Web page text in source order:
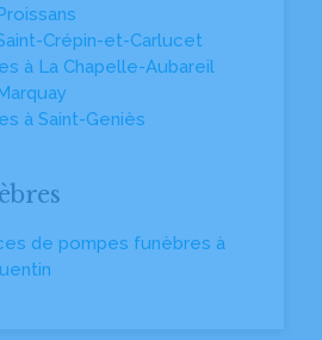
Crépin-et-Carlucet
à La Chapelle-Aubareil
à Saint-Geniès
de pompes funèbres à